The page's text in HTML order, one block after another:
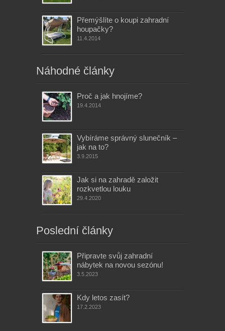
Přemýšlíte o koupi zahradní
houpačky?
11.4.2014
Náhodné články
Proč a jak hnojíme?
19.4.2014
Vybíráme správný slunečník –
jak na to?
3.9.2015
Jak si na zahradě založit
rozkvetlou louku
29.4.2020
Poslední články
Připravte svůj zahradní
nábytek na novou sezónu!
3.5.2023
Kdy letos zasít?
17.2.2023